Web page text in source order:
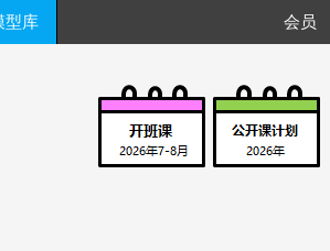
型库 会员